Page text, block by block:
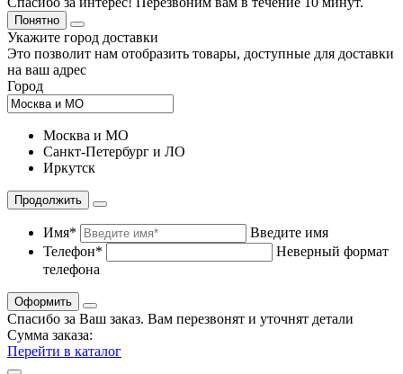
Понятно
Укажите город доставки
Это позволит нам отобразить товары, доступные для доставки
на ваш адрес
Город
Москва и МО
Санкт-Петербург и ЛО
Иркутск
Продолжить
Имя*
Введите имя
Телефон*
Неверный формат
телефона
Оформить
Спасибо за Ваш заказ. Вам перезвонят и уточнят детали
Сумма заказа:
Перейти в каталог